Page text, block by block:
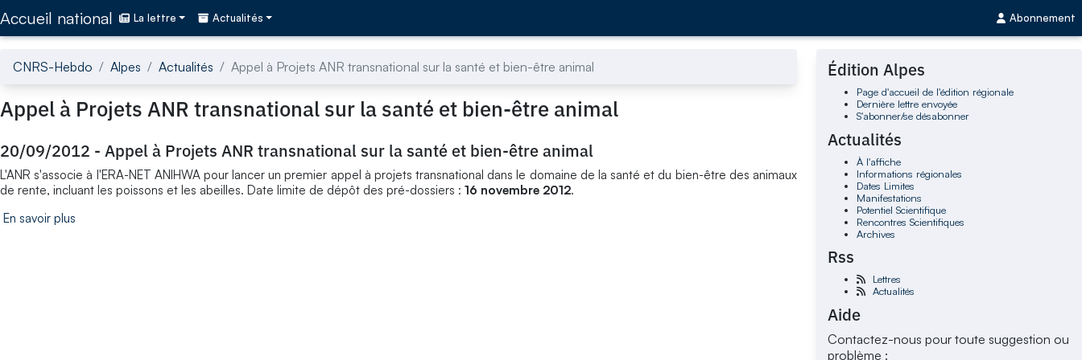
Accueil national La lettre Actualités Abonnement
CNRS-Hebdo Alpes Actualités Appel à Projets ANR transnational sur la santé et bien-être animal
Appel à Projets ANR transnational sur la santé et bien-être animal
20/09/2012 - Appel à Projets ANR transnational sur la santé et bien-être animal
L'ANR s'associe à l'ERA-NET ANIHWA pour lancer un premier appel à projets transnational dans le domaine de la santé et du bien-être des animaux
de rente, incluant les poissons et les abeilles. Date limite de dépôt des pré-dossiers : 16 novembre 2012.
En savoir plus
Édition Alpes
Page d'accueil de l'édition régionale
Dernière lettre envoyée
S'abonner/se désabonner
Actualités
À l'affiche
Informations régionales
Dates Limites
Manifestations
Potentiel Scientifique
Rencontres Scientifiques
Archives
Rss
Lettres
Actualités
Aide
Contactez-nous pour toute suggestion ou
problème :